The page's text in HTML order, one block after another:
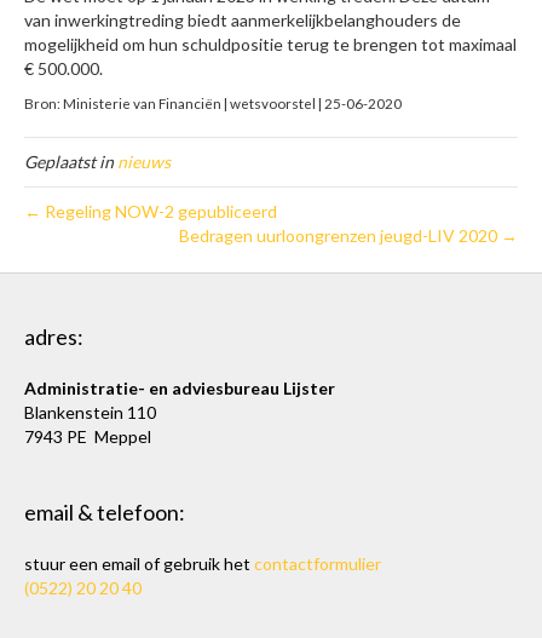
van inwerkingtreding biedt aanmerkelijkbelanghouders de
mogelijkheid om hun schuldpositie terug te brengen tot maximaal
€ 500.000.
Bron: Ministerie van Financiën | wetsvoorstel | 25-06-2020
Geplaatst innieuws
← Regeling NOW-2 gepubliceerd
Bedragen uurloongrenzen jeugd-LIV 2020 →
adres:
Administratie- en adviesbureau Lijster
Blankenstein 110
7943 PE Meppel
email & telefoon:
stuur een email of gebruik het contactformulier
(0522) 20 20 40